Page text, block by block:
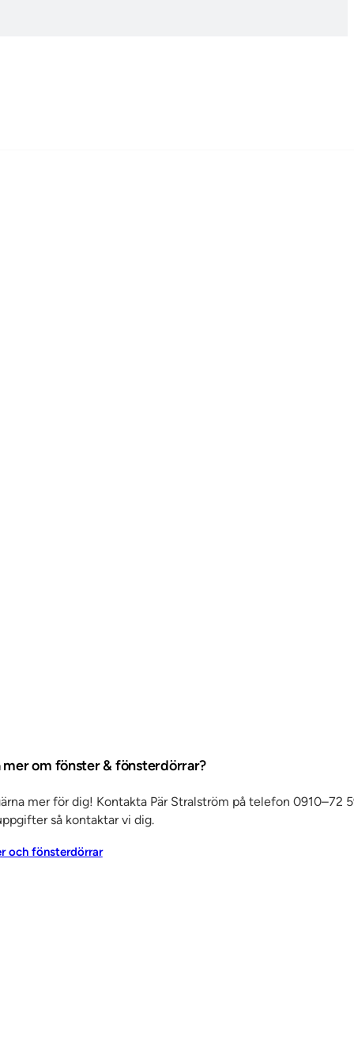
mer om fönster & fönsterdörrar?
mer för dig! Kontakta Pär Stralström på telefon 0910–72
så kontaktar vi dig.
och fönsterdörrar
tio
till
har vi